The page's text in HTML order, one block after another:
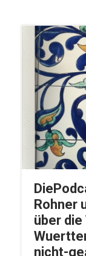
Rohner
über die
nicht-